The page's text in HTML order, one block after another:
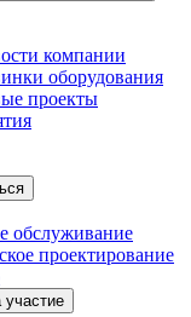
компании
оборудования
проекты
обслуживание
проектирование
участие